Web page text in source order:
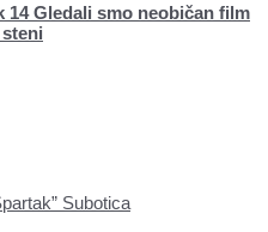
14 Gledali smo neobičan film
Subotica